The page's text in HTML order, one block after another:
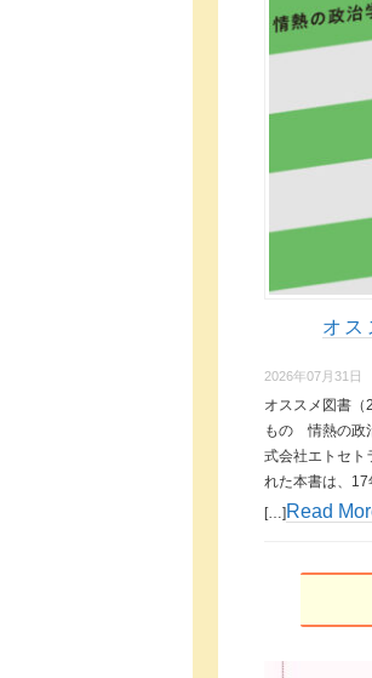
オス
2026年07月31日
オススメ図書（
もの 情熱の政
式会社エトセト
れた本書は、
[…]Read